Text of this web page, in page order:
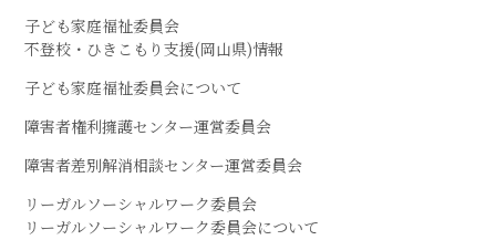
子ども家庭福祉委員会
不登校・ひきこもり支援(岡山県)情報
子ども家庭福祉委員会について
障害者権利擁護センター運営委員会
障害者差別解消相談センター運営委員会
リーガルソーシャルワーク委員会
リーガルソーシャルワーク委員会について